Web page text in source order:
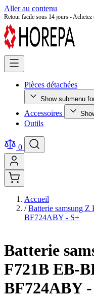
Aller au contenu
Retour facile sous 14 jours - Achetez
Pièces détachées
Show submenu
Accessoires
Outils
0
Accueil
/ Batterie samsung
BF724ABY - S+
Batterie
F721B EB-
BF724ABY -